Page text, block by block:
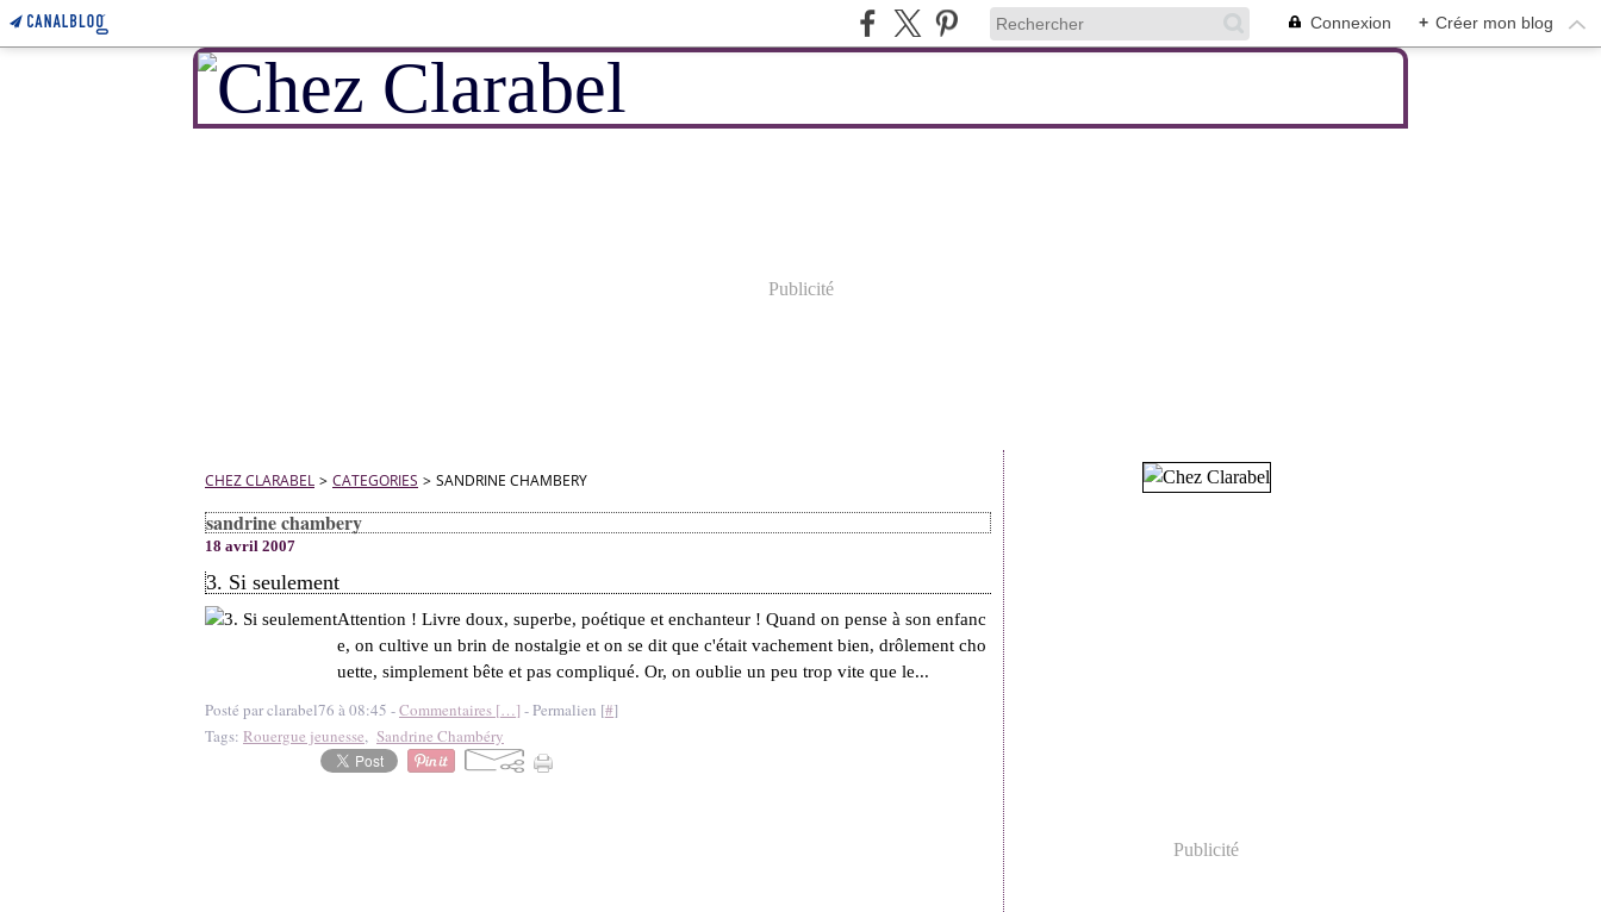
Connexion + Créer mon blog
Publicité
CHEZ CLARABEL > CATEGORIES > SANDRINE CHAMBERY
sandrine chambery
18 avril 2007
3. Si seulement
Attention ! Livre doux, superbe, poétique et enchanteur ! Quand on pense à son enfanc
e, on cultive un brin de nostalgie et on se dit que c'était vachement bien, drôlement cho
uette, simplement bête et pas compliqué. Or, on oublie un peu trop vite que le...
Posté par clarabel76 à 08:45 -Commentaires […] - Permalien [#]
Tags: Rouergue jeunesse, Sandrine Chambéry
Publicité